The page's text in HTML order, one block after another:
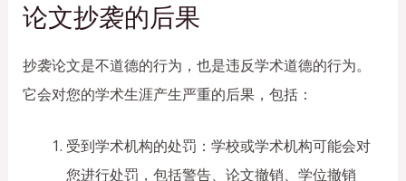
论文抄袭的后果
抄袭论文是不道德的行为，也是违反学术道德的行为。
它会对您的学术生涯产生严重的后果，包括：
受到学术机构的处罚：学校或学术机构可能会对
您进行处罚，包括警告、论文撤销、学位撤销